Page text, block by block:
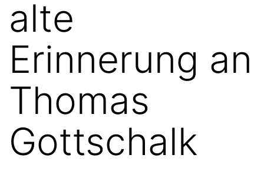
alte
Erinnerung an
Thomas
Gottschalk